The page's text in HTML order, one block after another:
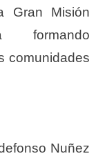
Gran Misión
formando
comunidades
Nuñez